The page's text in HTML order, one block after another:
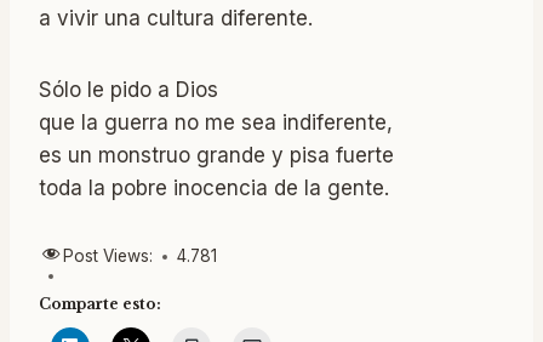
a vivir una cultura diferente.
Sólo le pido a Dios
que la guerra no me sea indiferente,
es un monstruo grande y pisa fuerte
toda la pobre inocencia de la gente.
Post Views: 4.781
Comparte esto: